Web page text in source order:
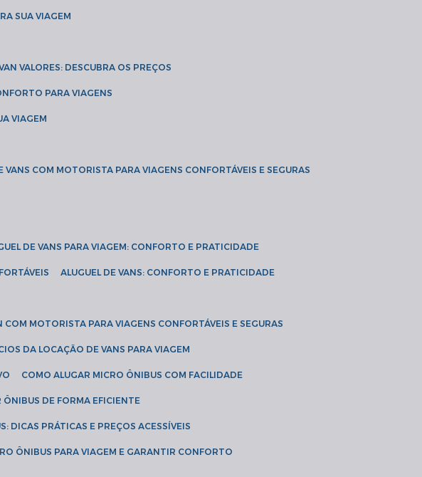
SUA VIAGEM
VAN VALORES: DESCUBRA OS PREÇOS
PARA VIAGENS
VIAGEM
VANS COM MOTORISTA PARA VIAGENS CONFORTÁVEIS E SEGURAS
DE VANS PARA VIAGEM: CONFORTO E PRATICIDADE
ALUGUEL DE VANS: CONFORTO E PRATICIDADE
COM MOTORISTA PARA VIAGENS CONFORTÁVEIS E SEGURAS
DA LOCAÇÃO DE VANS PARA VIAGEM
COMO ALUGAR MICRO ÔNIBUS COM FACILIDADE
ÔNIBUS DE FORMA EFICIENTE
DICAS PRÁTICAS E PREÇOS ACESSÍVEIS
ÔNIBUS PARA VIAGEM E GARANTIR CONFORTO